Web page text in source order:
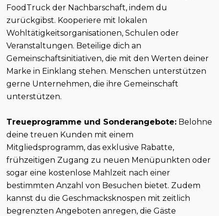
FoodTruck der Nachbarschaft, indem du
zurückgibst. Kooperiere mit lokalen
Wohltätigkeitsorganisationen, Schulen oder
Veranstaltungen. Beteilige dich an
Gemeinschaftsinitiativen, die mit den Werten deiner
Marke in Einklang stehen. Menschen unterstützen
gerne Unternehmen, die ihre Gemeinschaft
unterstützen.
Treueprogramme und Sonderangebote: Belohne
deine treuen Kunden mit einem
Mitgliedsprogramm, das exklusive Rabatte,
frühzeitigen Zugang zu neuen Menüpunkten oder
sogar eine kostenlose Mahlzeit nach einer
bestimmten Anzahl von Besuchen bietet. Zudem
kannst du die Geschmacksknospen mit zeitlich
begrenzten Angeboten anregen, die Gäste